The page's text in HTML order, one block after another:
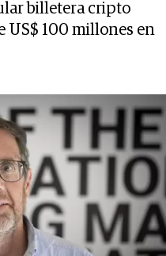
billetera cripto
US$ 100 millones en